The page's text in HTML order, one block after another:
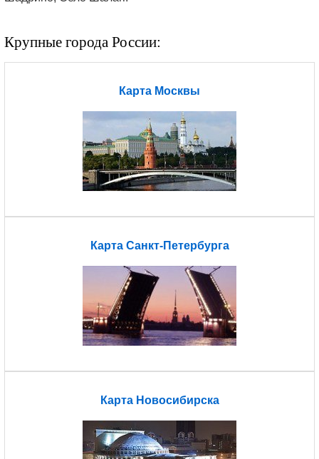
Крупные города России:
Карта Москвы
Карта Санкт-Петербурга
Карта Новосибирска